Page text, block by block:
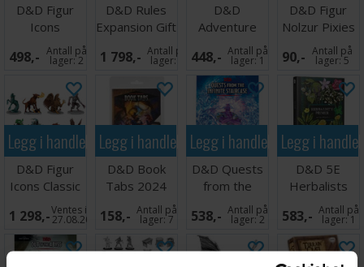
D&D Figur
Icons
Denizens of
Ravenloft
498,- Antall på
lager:2
D&D Rules
Expansion Gift
1 798,- Antall på
lager:
D&D
Adventure
Keys Golden
Vault
448,- Antall på
lager:1
D&D Figur
Nolzur Pixies
90,- Antall på
lager:5
Legg i handlekurven
D&D Figur
Icons Classic
Monsters G-J
1 298,-Ventes inn
27.08.2026
Legg i handlekurven
D&D Book
Tabs 2024
Players
Handbook
158,- Antall på
lager:7
Legg i handlekurven
D&D Quests
from the
Infinite
Staircase
538,- Antall på
lager:2
Legg i
D&D 5E
Herbalists
Primer
583,- Antall på
lager:1